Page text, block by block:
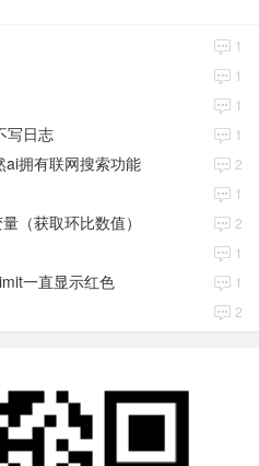
1
1
1
写日志 1
拥有联网搜索功能 2
1
（获取环比数值） 2
1
一直显示红色 1
2